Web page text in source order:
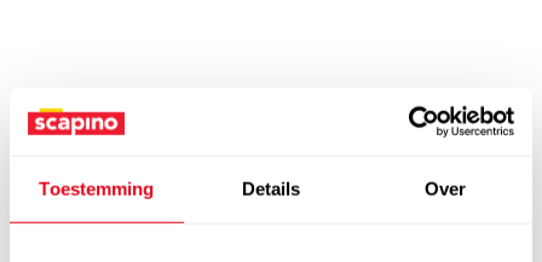
Toestemming Details Over